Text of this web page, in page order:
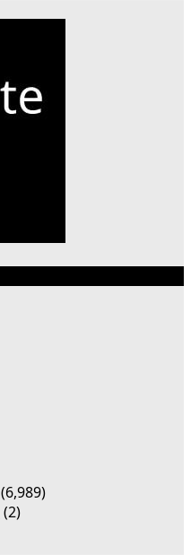
(6,989)
(2)